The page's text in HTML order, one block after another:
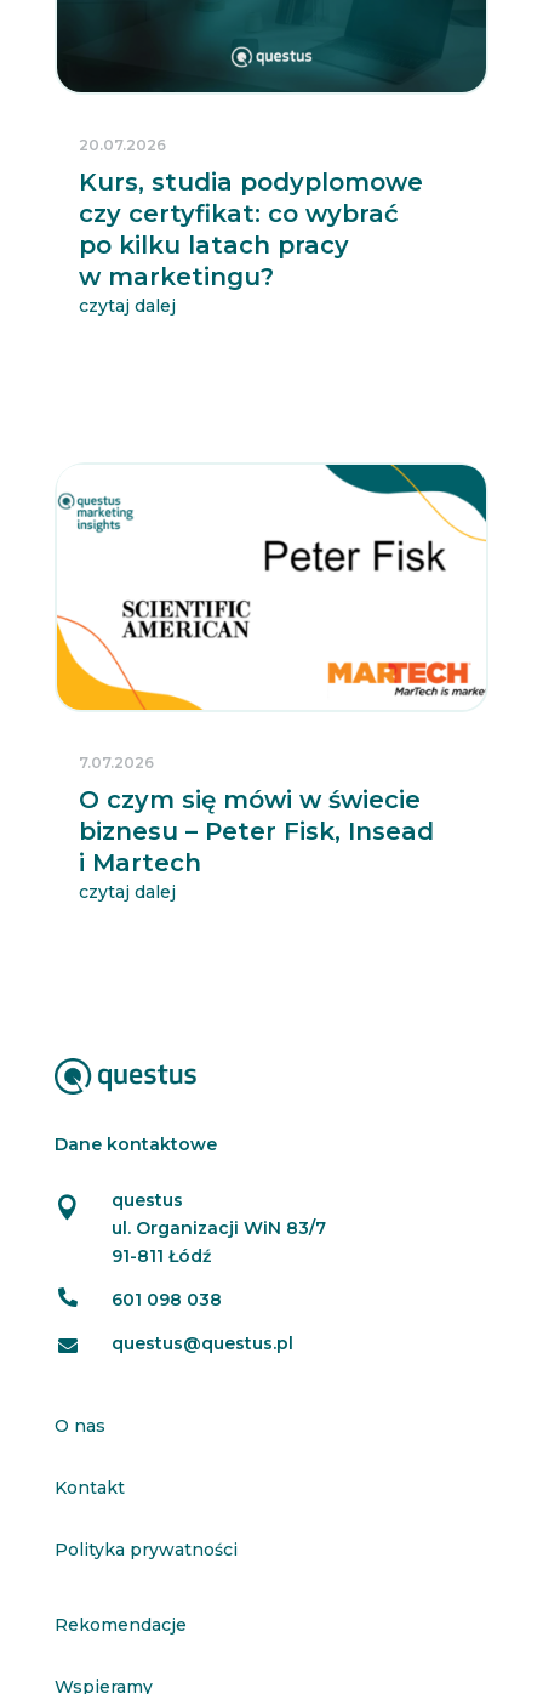
Kurs, studia podyplomowe
czy certyfikat: co wybrać
po kilku latach pracy
w marketingu?
20.07.2026
czytaj dalej
O czym się mówi w świecie
biznesu – Peter Fisk, Insead
i Martech
7.07.2026
czytaj dalej
Dane kontaktowe

questus
ul. Organizacji WiN 83/7
91-811 Łódź
 601 098 038
 questus@questus.pl
O nas
Kontakt
Polityka prywatności
Rekomendacje
Wspieramy